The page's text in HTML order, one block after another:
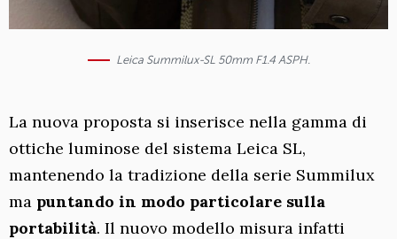
Leica Summilux-SL 50mm F1.4 ASPH.
La nuova proposta si inserisce nella gamma di
ottiche luminose del sistema Leica SL,
mantenendo la tradizione della serie Summilux
ma puntando in modo particolare sulla
portabilità. Il nuovo modello misura infatti